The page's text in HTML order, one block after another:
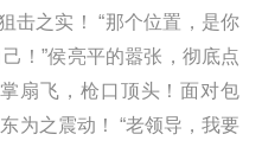
击之实！ “那个位置，是你
！”侯亮平的嚣张，彻底点
扇飞，枪口顶头！面对包
为之震动！ “老领导，我要